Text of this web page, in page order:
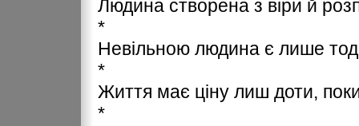
Людина створена з віри й
*
Невільною людина є лише
*
Життя має ціну лиш доти,
*